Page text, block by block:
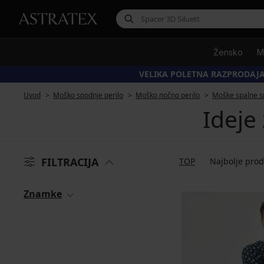
Žensko
VELIKA POLETNA
Uvod Moško spodnje perilo Moško nočno perilo Moške spalne
Ideje
FILTRACIJA TOP Najbolje
Znamke